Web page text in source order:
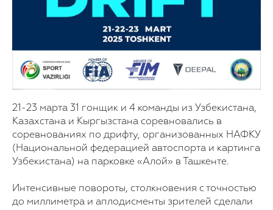
21-23 марта 31 гонщик и 4 команды из Узбекистана,
Казахстана и Кыргызстана соревновались в
соревнованиях по дрифту, организованных НАФКУ
(Национальной федерацией автоспорта и картинга
Узбекистана) на парковке «Алой» в Ташкенте.
Интенсивные повороты, столкновения с точностью
до миллиметра и аплодисменты зрителей сделали